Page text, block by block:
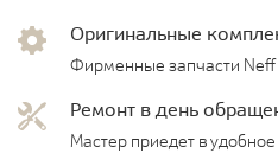
Оригинальные
Фирменные запчасти Neff
Ремонт в день
Мастер приедет в